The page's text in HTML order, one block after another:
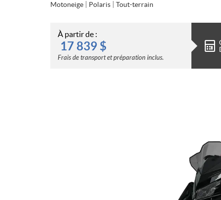
Motoneige Polaris Tout-terrain
À partir de :
17 839 $
Frais de transport et préparation inclus.